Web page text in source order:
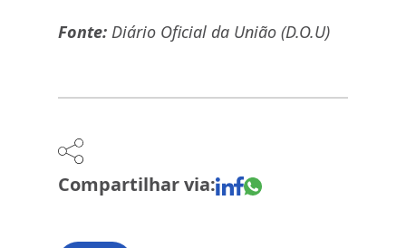
Fonte: Diário Oficial da União (D.O.U)
Compartilhar via: